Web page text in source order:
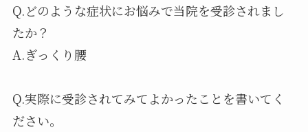
Q.どのような症状にお悩みで当院を受診されまし
たか？
A.ぎっくり腰
Q.実際に受診されてみてよかったことを書いてく
ださい。